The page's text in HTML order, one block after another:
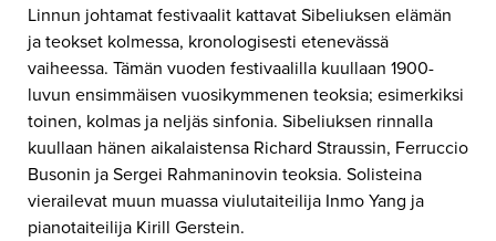
Linnun johtamat festivaalit kattavat Sibeliuksen elämän
ja teokset kolmessa, kronologisesti etenevässä
vaiheessa. Tämän vuoden festivaalilla kuullaan 1900-
luvun ensimmäisen vuosikymmenen teoksia; esimerkiksi
toinen, kolmas ja neljäs sinfonia. Sibeliuksen rinnalla
kuullaan hänen aikalaistensa Richard Straussin, Ferruccio
Busonin ja Sergei Rahmaninovin teoksia. Solisteina
vierailevat muun muassa viulutaiteilija Inmo Yang ja
pianotaiteilija Kirill Gerstein.